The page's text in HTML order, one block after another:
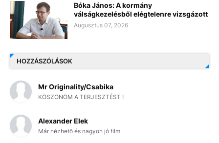
Bóka János: A kormány
válságkezelésből elégtelenre vizsgázott
Augusztus 07, 2026
HOZZÁSZÓLÁSOK
Mr Originality/Csabika
KÖSZÖNÖM A TERJESZTÉST !
Alexander Elek
Már nézhető és nagyon jó film.